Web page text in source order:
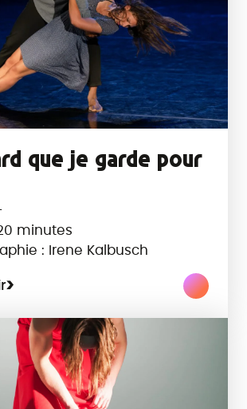
que je garde pour
minutes
: Irene Kalbusch